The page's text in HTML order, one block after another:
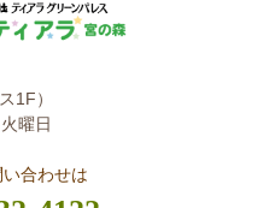
1F）
曜日
合わせは